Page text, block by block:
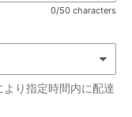
0/50 characters
り指定時間内に配達